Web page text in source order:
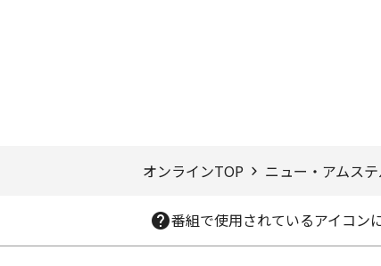
オンラインTOP ニュー・アムス
番組で使用されているアイコン